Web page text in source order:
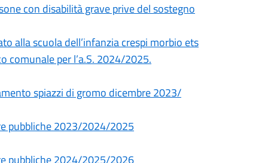
con disabilità grave prive del sostegno
alla scuola dell’infanzia crespi morbio ets
comunale per l’a.S. 2024/2025.
spiazzi di gromo dicembre 2023/
pubbliche 2023/2024/2025
pubbliche 2024/2025/2026